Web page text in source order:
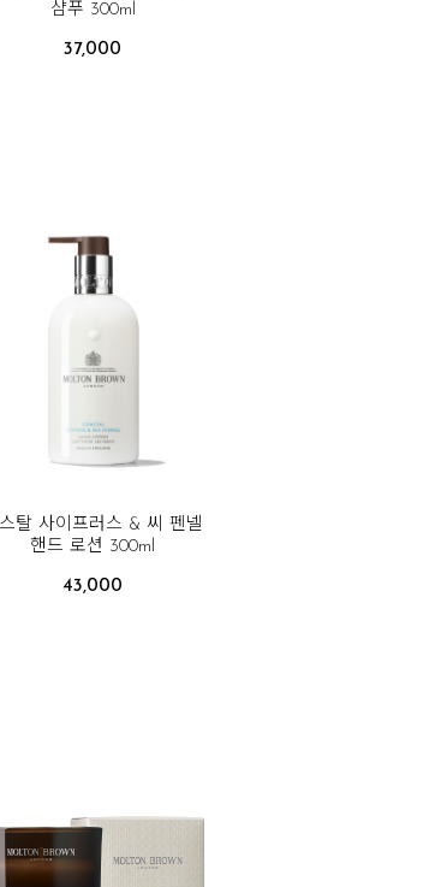
샴푸 300ml
37,000
탈 사이프러스 & 씨 펜넬
핸드 로션 300ml
43,000